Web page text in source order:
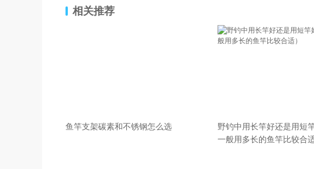
相关推荐
鱼竿支架碳素和不锈钢怎么选
野钓中用长竿好还是用短
一般用多长的鱼竿比较合适